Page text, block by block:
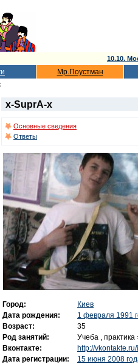
10.10.
Мр.Поустман
x-SuprA-x
Основные сведения
Ответы
Город:
Киев
Дата рождения:
1 февраля 1991
Возраст:
35
Род занятий:
Учеба , практика
Вконтакте:
http://
Дата регистрации:
15 июня 2008